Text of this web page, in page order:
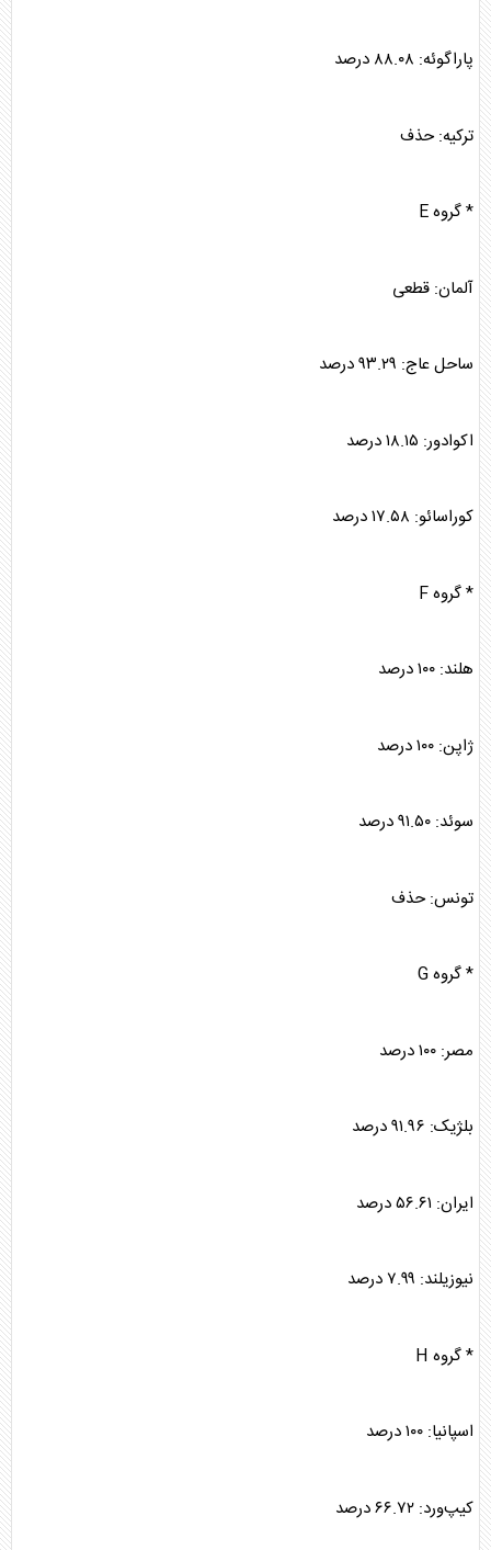
پاراگوئه: ۸۸.۰۸ درصد
ترکیه: حذف
* گروه E
آلمان: قطعی
ساحل عاج: ۹۳.۲۹ درصد
اکوادور: ۱۸.۱۵ درصد
کوراسائو: ۱۷.۵۸ درصد
* گروه F
هلند: ۱۰۰ درصد
ژاپن: ۱۰۰ درصد
سوئد: ۹۱.۵۰ درصد
تونس: حذف
* گروه G
مصر: ۱۰۰ درصد
بلژیک: ۹۱.۹۶ درصد
ایران: ۵۶.۶۱ درصد
نیوزیلند: ۷.۹۹ درصد
* گروه H
اسپانیا: ۱۰۰ درصد
کیپ‌ورد: ۶۶.۷۲ درصد